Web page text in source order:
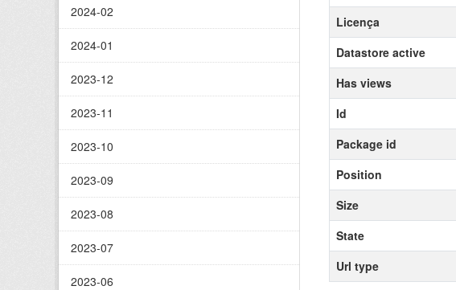
2024-02
2024-01
2023-12
2023-11
2023-10
2023-09
2023-08
2023-07
2023-06
Licença
Datastore active
Has views
Id
Package id
Position
Size
State
Url type